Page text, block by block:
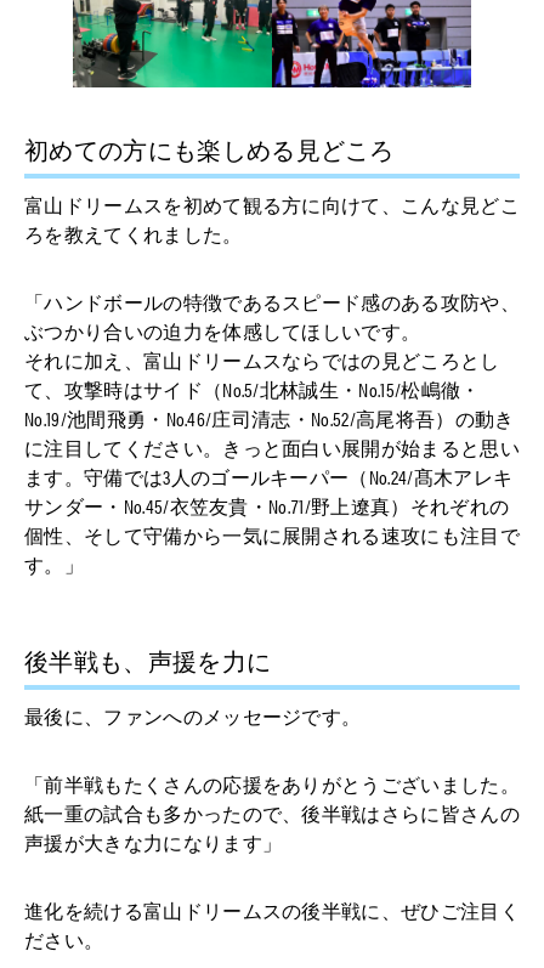
初めての方にも楽しめる見どころ
富山ドリームスを初めて観る方に向けて、こんな見どこ
ろを教えてくれました。
「ハンドボールの特徴であるスピード感のある攻防や、
ぶつかり合いの迫力を体感してほしいです。
それに加え、富山ドリームスならではの見どころとし
て、攻撃時はサイド（No.5/北林誠⽣・No.15/松嶋徹・
No.19/池間飛勇・No.46/庄司清志・No.52/高尾将吾）の動き
に注目してください。きっと面白い展開が始まると思い
ます。守備では3人のゴールキーパー（No.24/髙⽊アレキ
サンダー・No.45/衣笠友貴・No.71/野上遼真）それぞれの
個性、そして守備から一気に展開される速攻にも注目で
す。」
後半戦も、声援を力に
最後に、ファンへのメッセージです。
「前半戦もたくさんの応援をありがとうございました。
紙一重の試合も多かったので、後半戦はさらに皆さんの
声援が大きな力になります」
進化を続ける富山ドリームスの後半戦に、ぜひご注目く
ださい。